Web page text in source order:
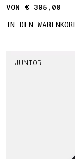
VON € 395,00
IN DEN
JUNIOR